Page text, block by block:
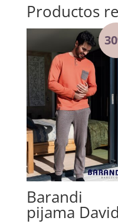
Productos
Barandi
pijama David